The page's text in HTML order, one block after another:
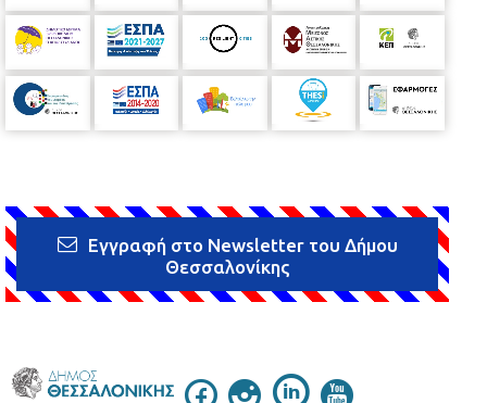
Εγγραφή στο Newsletter του Δήμου
Θεσσαλονίκης